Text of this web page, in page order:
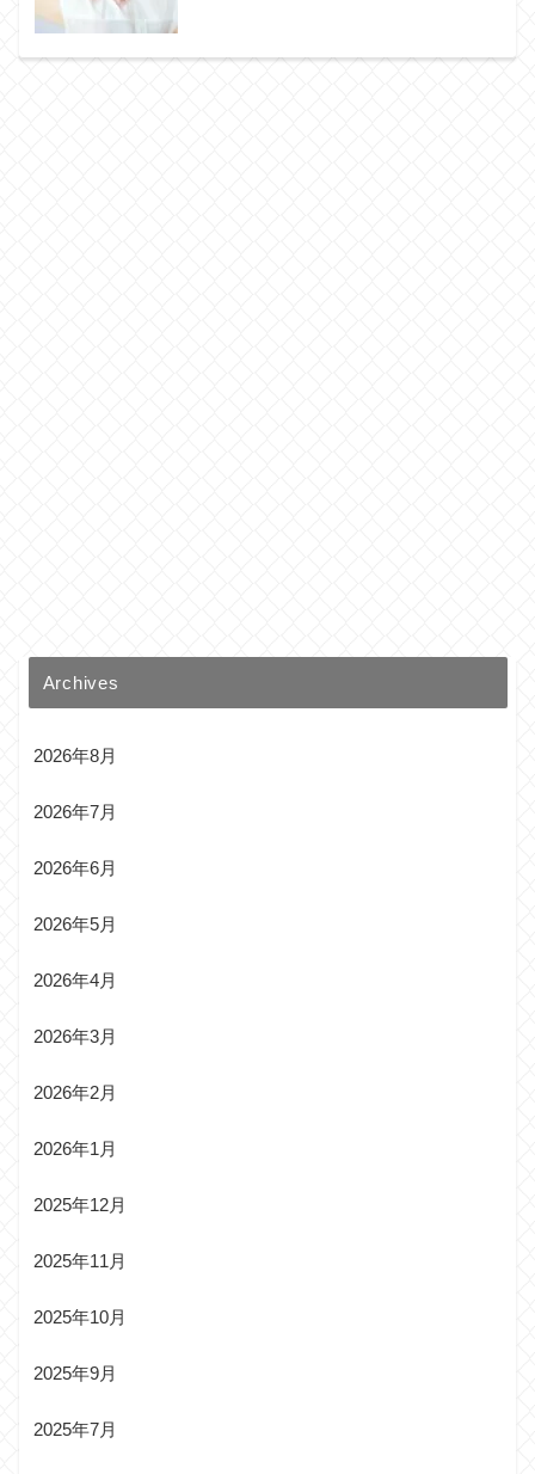
Archives
2026年8月
2026年7月
2026年6月
2026年5月
2026年4月
2026年3月
2026年2月
2026年1月
2025年12月
2025年11月
2025年10月
2025年9月
2025年7月